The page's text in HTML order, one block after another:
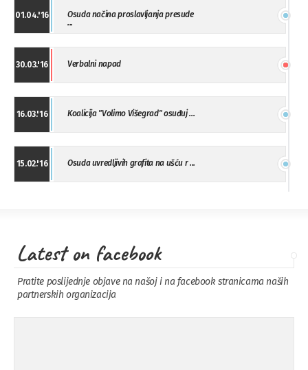
01.04.'16
Osuda načina proslavljanja presude
...
30.03.'16 Verbalni napad
16.03.'16 Koalicija "Volimo Višegrad" osuđuj ...
15.02.'16 Osuda uvredljivih grafita na ušću r ...
13.11.'15 Osuda napada u Drvaru
Pe ...
Latest on facebook
Pratite poslijednje objave na našoj i na facebook stranicama naših
partnerskih organizacija